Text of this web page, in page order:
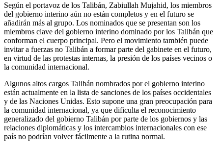
Según el portavoz de los Talibán, Zabiullah Mujahid, los miembros
del gobierno interino aún no están completos y en el futuro se
añadirán más al grupo. Los nominados que se presentan son los
miembros clave del gobierno interino dominado por los Talibán que
conforman el cuerpo principal. Pero el movimiento también puede
invitar a fuerzas no Talibán a formar parte del gabinete en el futuro,
en virtud de las protestas internas, la presión de los países vecinos o
la comunidad internacional.
Algunos altos cargos Talibán nombrados por el gobierno interino
están actualmente en la lista de sanciones de los países occidentales
y de las Naciones Unidas. Esto supone una gran preocupación para
la comunidad internacional, ya que dificulta el reconocimiento
generalizado del gobierno Talibán por parte de los gobiernos y las
relaciones diplomáticas y los intercambios internacionales con ese
país no podrían volver fácilmente a la rutina normal.